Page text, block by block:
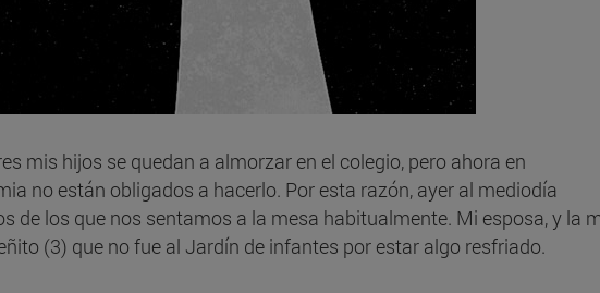
mis hijos se quedan a almorzar en el colegio, pero ahora en
no están obligados a hacerlo. Por esta razón, ayer al mediodía
de los que nos sentamos a la mesa habitualmente. Mi esposa, y la
(3) que no fue al Jardín de infantes por estar algo resfriado.